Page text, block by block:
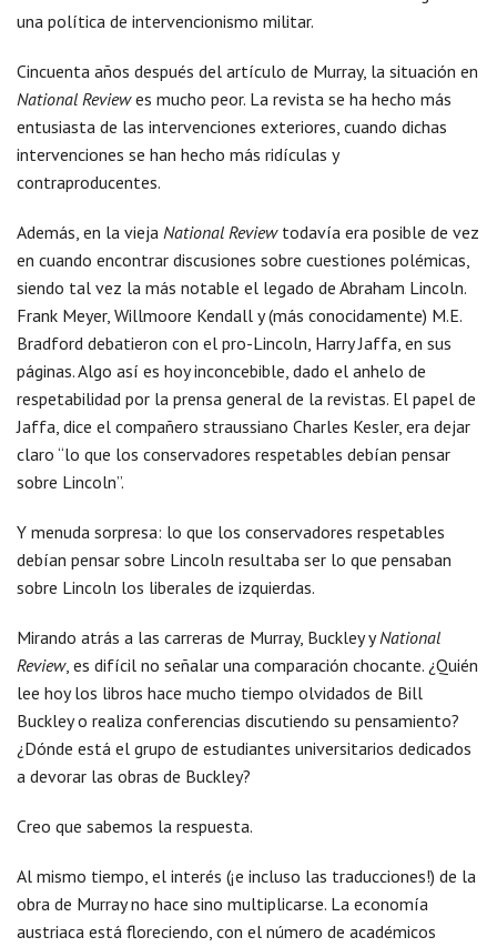
una política de intervencionismo militar.
Cincuenta años después del artículo de Murray, la situación en
National Reviewes mucho peor. La revista se ha hecho más
entusiasta de las intervenciones exteriores, cuando dichas
intervenciones se han hecho más ridículas y
contraproducentes.
Además, en la vieja National Reviewtodavía era posible de vez
en cuando encontrar discusiones sobre cuestiones polémicas,
siendo tal vez la más notable el legado de Abraham Lincoln.
Frank Meyer, Willmoore Kendall y (más conocidamente) M.E.
Bradford debatieron con el pro-Lincoln, Harry Jaffa, en sus
páginas. Algo así es hoy inconcebible, dado el anhelo de
respetabilidad por la prensa general de la revistas. El papel de
Jaffa, dice el compañero straussiano Charles Kesler, era dejar
claro “lo que los conservadores respetables debían pensar
sobre Lincoln”.
Y menuda sorpresa: lo que los conservadores respetables
debían pensar sobre Lincoln resultaba ser lo que pensaban
sobre Lincoln los liberales de izquierdas.
Mirando atrás a las carreras de Murray, Buckley yNational
Review, es difícil no señalar una comparación chocante. ¿Quién
lee hoy los libros hace mucho tiempo olvidados de Bill
Buckley o realiza conferencias discutiendo su pensamiento?
¿Dónde está el grupo de estudiantes universitarios dedicados
a devorar las obras de Buckley?
Creo que sabemos la respuesta.
Al mismo tiempo, el interés (¡e incluso las traducciones!) de la
obra de Murray no hace sino multiplicarse. La economía
austriaca está floreciendo, con el número de académicos